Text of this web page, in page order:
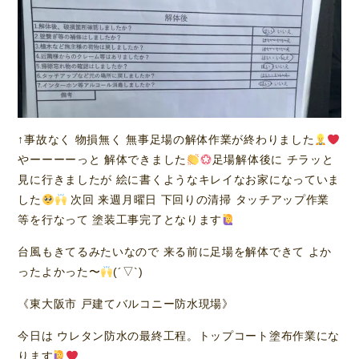
↑事故なく 物損無く 無事足場の解体作業が終わりました
やーーーーっと 解体できました
足場解体後に チラッと
見に行きましたが 絵に書くようなキレイなお家になっていま
した
次回 来週月曜日 下回りの清掃 タッチアップ作業
等を行なって 塗装工事完了となります
台風もきてるみたいなので 来る前に足場を解体できて よか
ったよかった〜
(´▽`)
《東大阪市 戸建てバルコニー防水現場》
今日は ウレタン防水の最終工程。トップコート塗布作業にな
ります